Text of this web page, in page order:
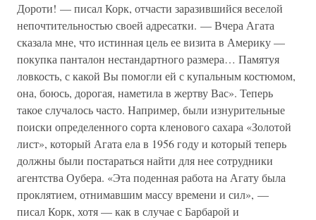
Дороти! — писал Корк, отчасти заразившийся веселой
непочтительностью своей адресатки. — Вчера Агата
сказала мне, что истинная цель ее визита в Америку —
покупка панталон нестандартного размера… Памятуя
ловкость, с какой Вы помогли ей с купальным костюмом,
она, боюсь, дорогая, наметила в жертву Вас». Теперь
такое случалось часто. Например, были изнурительные
поиски определенного сорта кленового сахара «Золотой
лист», который Агата ела в 1956 году и который теперь
должны были постараться найти для нее сотрудники
агентства Оубера. «Эта поденная работа на Агату была
проклятием, отнимавшим массу времени и сил», —
писал Корк, хотя — как в случае с Барбарой и